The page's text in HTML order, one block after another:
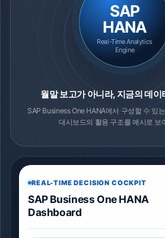
SAP
HANA
Real-Time Analytics
Engine
월말 보고가 아니라, 지금의 데이
SAP Business One HANA에서 구성할 수 있
대시보드의 활용 구조를 예시로 보
REAL-TIME DECISION COCKPIT
SAP Business One HANA
Dashboard